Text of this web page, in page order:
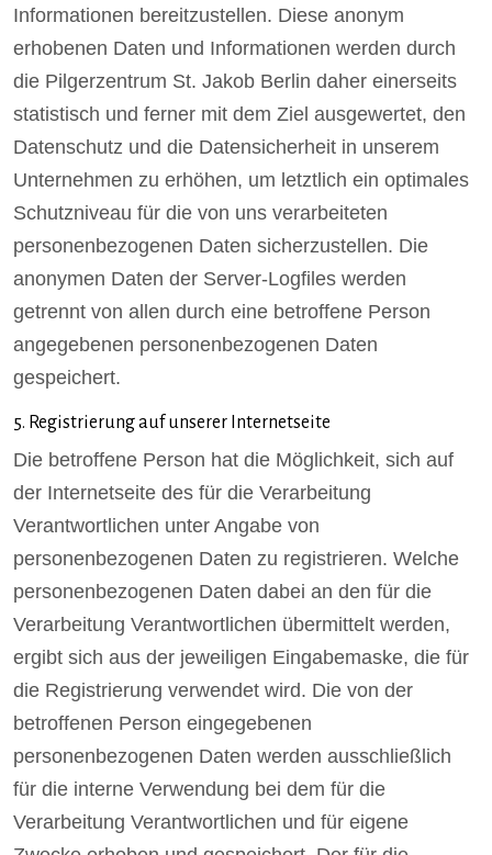
Informationen bereitzustellen. Diese anonym
erhobenen Daten und Informationen werden durch
die Pilgerzentrum St. Jakob Berlin daher einerseits
statistisch und ferner mit dem Ziel ausgewertet, den
Datenschutz und die Datensicherheit in unserem
Unternehmen zu erhöhen, um letztlich ein optimales
Schutzniveau für die von uns verarbeiteten
personenbezogenen Daten sicherzustellen. Die
anonymen Daten der Server-Logfiles werden
getrennt von allen durch eine betroffene Person
angegebenen personenbezogenen Daten
gespeichert.
5. Registrierung auf unserer Internetseite
Die betroffene Person hat die Möglichkeit, sich auf
der Internetseite des für die Verarbeitung
Verantwortlichen unter Angabe von
personenbezogenen Daten zu registrieren. Welche
personenbezogenen Daten dabei an den für die
Verarbeitung Verantwortlichen übermittelt werden,
ergibt sich aus der jeweiligen Eingabemaske, die für
die Registrierung verwendet wird. Die von der
betroffenen Person eingegebenen
personenbezogenen Daten werden ausschließlich
für die interne Verwendung bei dem für die
Verarbeitung Verantwortlichen und für eigene